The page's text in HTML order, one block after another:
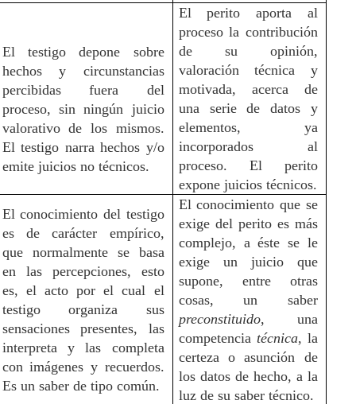
El testigo depone sobre
hechos y circunstancias
percibidas fuera del
proceso, sin ningún juicio
valorativo de los mismos.
El testigo narra hechos y/o
emite juicios no técnicos.
El perito aporta al
proceso la contribución
de su opinión,
valoración técnica y
motivada, acerca de
una serie de datos y
elementos, ya
incorporados al
proceso. El perito
expone juicios técnicos.
El conocimiento del testigo
es de carácter empírico,
que normalmente se basa
en las percepciones, esto
es, el acto por el cual el
testigo organiza sus
sensaciones presentes, las
interpreta y las completa
con imágenes y recuerdos.
Es un saber de tipo común.
El conocimiento que se
exige del perito es más
complejo, a éste se le
exige un juicio que
supone, entre otras
cosas, un saber
preconstituido, una
competencia técnica, la
certeza o asunción de
los datos de hecho, a la
luz de su saber técnico.